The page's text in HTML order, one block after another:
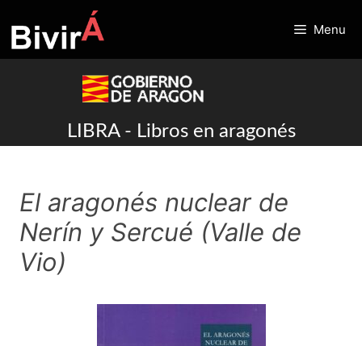
to
content
Menu
LIBRA - Libros en aragonés
El aragonés nuclear de
Nerín y Sercué (Valle de
Vio)